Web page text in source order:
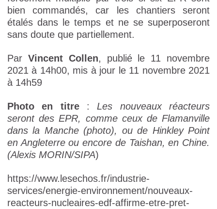
bien commandés, car les chantiers seront
étalés dans le temps et ne se superposeront
sans doute que partiellement.
Par Vincent Collen, publié le 11 novembre
2021 à 14h00, mis à jour le 11 novembre 2021
à 14h59
Photo en titre: Les nouveaux réacteurs
seront des EPR, comme ceux de Flamanville
dans la Manche (photo), ou de Hinkley Point
en Angleterre ou encore de Taishan, en Chine.
(Alexis MORIN/SIPA)
https://www.lesechos.fr/industrie-
services/energie-environnement/nouveaux-
reacteurs-nucleaires-edf-affirme-etre-pret-